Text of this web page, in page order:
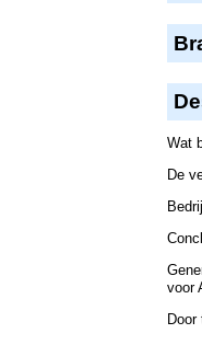
Wat
De
voor